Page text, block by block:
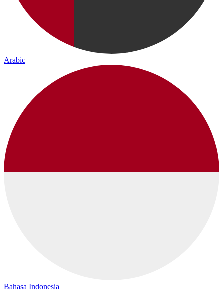
Arabic
Bahasa Indonesia